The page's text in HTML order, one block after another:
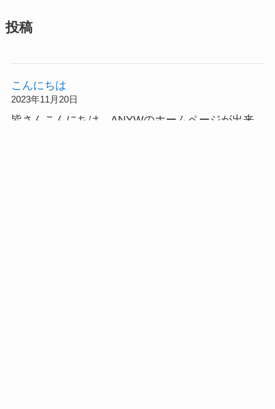
投稿
こんにちは
2023年11月20日
皆さんこんにちは。ANYWのホームページが出来